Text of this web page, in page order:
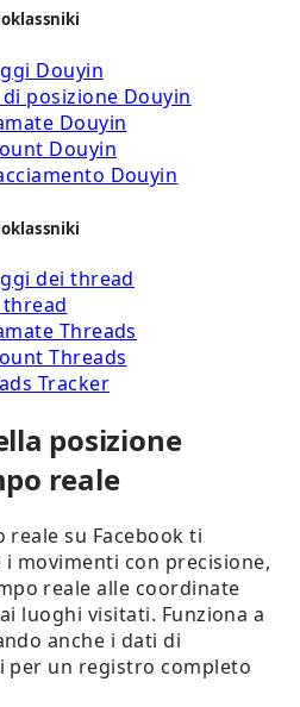
Douyin
posizione Douyin
Douyin
Douyin
Douyin
dei thread
Threads
Threads
Tracker
posizione
reale
su Facebook ti
movimenti con precisione,
reale alle coordinate
luoghi visitati. Funziona a
anche i dati di
per un registro completo